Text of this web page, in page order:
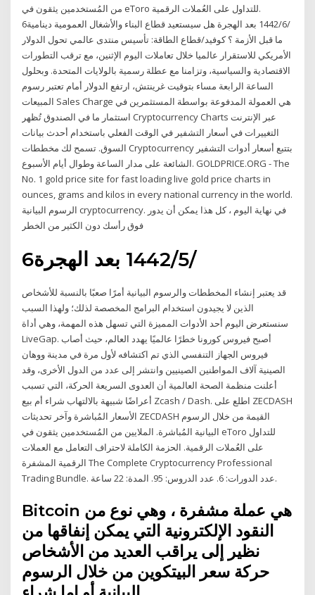
من المُستخدمين يثقون في eToro للتداول على العُملات الرقمية.
6‏‏/6‏‏/1442 بعد الهجرة هل سيستعيد قطاع البناء والأشغال العمومية دينامية
ما قبل الأزمة ؟ كوفيد/قطاع الطاقة: تأسيس منتدى عالمي تحول الدولار
الأمريكي للاستقرار عالميا خلال تعاملات اليوم الإثنين، مع ترقب التطورات
الاقتصادية والسياسية، وتزامنا مع عطلة رسمية بالولايات المتحدة. وبحلول
الساعة الرابعة مساء بتوقيت غرينتش، ارتفع الدولار أمام تعتبر رسوم
المبيعات Sales Charge هي العمولة المدفوعة بواسطة المستثمرين في
استثمار ما في الصندوق تُظهر Cryptocurrency Сharts عبر الإنترنت
التغييرات في أسعار التشفير في الوقت الفعلي باستخدام أحدث بيانات
السوق. تسمح لك مخططات Cryptocurrency بتتبع أسعار أدوات التشفير
الشائعة على مدار الساعة وطوال أيام الأسبوع. GOLDPRICE.ORG - The
No. 1 gold price site for fast loading live gold price charts in
ounces, grams and kilos in every national currency in the world.
الرسوم البيانية cryptocurrency. في نهاية اليوم ، كل هذا يمكن أن يدور
فوق رأسك دون الكثير من الخطر
6‏‏/5‏‏/1442 بعد الهجرة
قد يعتبر إنشاء المخططات والرسوم البيانية أمرًا صعبًا بالنسبة للأشخاص
الذين لا يجيدون استخدام البرامج المخصصة لذلك؛ ولهذا السبب
سنستعرض اليوم أحد الأدوات المميزة التي تسهل هذه المهمة، وهي أداة
LiveGap. أصبح فيروس كورونا خطرًا عالميًا يهدد العالم، حيث أصاب
فيروس الجهاز التنفسي الذي تم اكتشافه لأول مرة في مدينة ووهان
الصينية آلاف المواطنين الصينيين وانتشر إلى عدد من الدول الأخرى، وقد
أعلنت منظمة الصحة العالمية أن العدوى السريعة الحركة، التي تسبب
أعراضًا شبيهة بالالتهاب شراء أم بيع Zcash / Dash. اطلع على ZECDASH
الأسعار المُباشرة وآخر تحديثات ZECDASH القيمة من خلال الرسوم
البيانية المُباشرة. الملايين من المُستخدمين يثقون في eToro للتداول
على العُملات الرقمية. الحزمة الكاملة لاحتراف التعامل مع العملات
الرقمية المشفرة The Complete Cryptocurrency Professional
Trading Bundle. عدد الدورات: 6. عدد الدروس: 95. المدة: 22 ساعة.
Bitcoin هي عملة مشفرة ، وهي نوع من
النقود الإلكترونية التي يمكن إنفاقها من
نظير إلى يراقب العديد من الأشخاص
حركة سعر البيتكوين من خلال الرسوم